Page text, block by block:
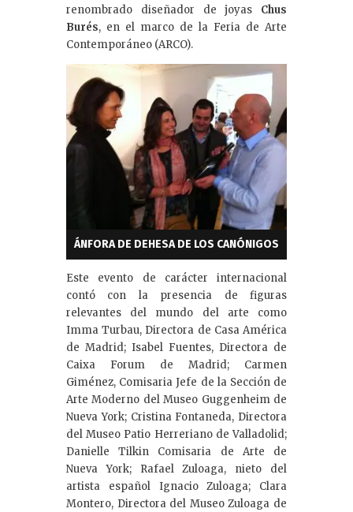
renombrado diseñador de joyas Chus
Burés, en el marco de la Feria de Arte
Contemporáneo (ARCO).
ÁNFORA DE DEHESA DE LOS CANÓNIGOS
Este evento de carácter internacional
contó con la presencia de figuras
relevantes del mundo del arte como
Imma Turbau, Directora de Casa América
de Madrid; Isabel Fuentes, Directora de
Caixa Forum de Madrid; Carmen
Giménez, Comisaria Jefe de la Sección de
Arte Moderno del Museo Guggenheim de
Nueva York; Cristina Fontaneda, Directora
del Museo Patio Herreriano de Valladolid;
Danielle Tilkin Comisaria de Arte de
Nueva York; Rafael Zuloaga, nieto del
artista español Ignacio Zuloaga; Clara
Montero, Directora del Museo Zuloaga de